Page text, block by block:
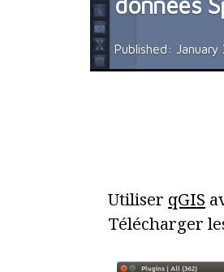
Published:
Utiliser qGIS
Télécharger